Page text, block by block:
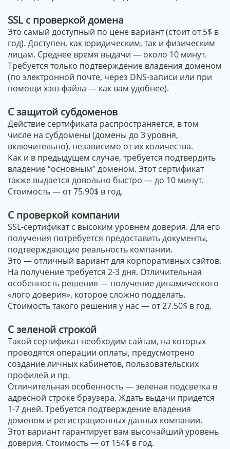
SSL с проверкой домена
Это самый доступный по цене вариант (стоит от 5$ в
год). Доступен, как юридическим, так и физическим
лицам. Среднее время выдачи — около 10 минут.
Требуется только подтверждение владения доменом
(по электронной почте, через DNS-записи или при
помощи хэш-файла — как вам удобнее).
С защитой субдоменов
Действие сертификата распространяется, в том
числе на субдомены (домены до 3 уровня,
включительно), независимо от их количества.
Как и в предыдущем случае, требуется подтвердить
владение “основным” доменом. Этот сертификат
также выдается довольно быстро — до 10 минут.
Стоимость — от 75.90$ в год.
С проверкой компании
SSL-сертификат с высоким уровнем доверия. Для его
получения потребуется предоставить документы,
подтверждающие реальность компании.
Это — отличный вариант для корпоративных сайтов.
На получение требуется 2-3 дня. Отличительная
особенность решения — получение динамического
«лого доверия», которое сложно подделать.
Стоимость такого решения у нас — от 27.50$ в год.
С зеленой строкой
Такой сертификат необходим сайтам, на которых
проводятся операции оплаты, предусмотрено
создание личных кабинетов, пользовательских
профилей и пр.
Отличительная особенность — зеленая подсветка в
адресной строке браузера. Ждать выдачи придется
1-7 дней. Требуется подтверждение владения
доменом и регистрационных данных компании.
Этот вариант гарантирует вам высочайший уровень
доверия. Стоимость — от 154$ в год.